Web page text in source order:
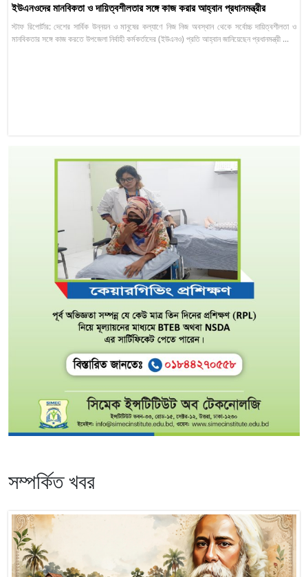
ইউএনওদের মানবিকতা ও দায়িত্বশীলতার সঙ্গে কাজ করার আহ্বান প্রধানমন্ত্রীর
স্টাফ রিপোর্টার: দেশের সার্বিক উন্নয়ন ও মানুষের কল্যাণে নিজ নিজ অবস্থান থেকে সর্বোচ্চ দায়িত্বশীলতা ও
মানবিকতার সঙ্গে কাজ করতে উপজেলা নির্বাহী কর্মকর্তাদের (ইউএনও) প্রতি আহ্বান জানিয়েছেন প্রধানমন্ত্রী ...
সম্পর্কিত খবর